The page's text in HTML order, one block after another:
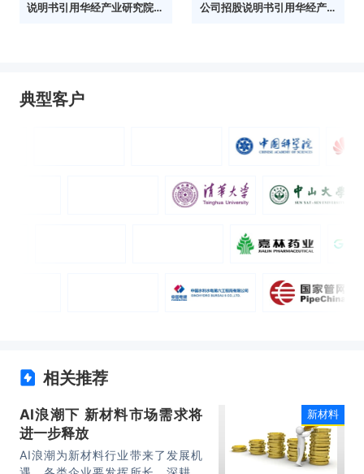
说明书引用华经产业研究院数
公司招股说明书引用华经产业
典型客户
相关推荐
AI浪潮下 新材料市场需求将
进一步释放
AI浪潮为新材料行业带来了发展机
新材料